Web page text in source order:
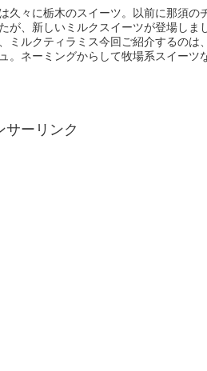
久々に栃木のスイーツ。以前に那須の
が、新しいミルクスイーツが登場しま
ミルクティラミス今回ご紹介するのは
。ネーミングからして牧場系スイーツ
サーリンク